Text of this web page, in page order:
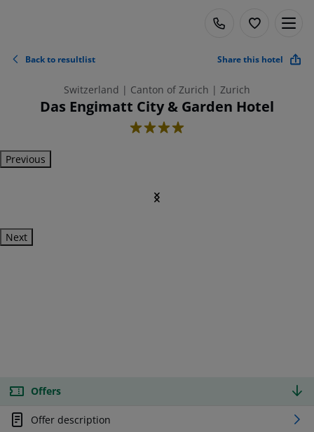
Back to resultlist Share this hotel
Switzerland | Canton of Zurich | Zurich
Das Engimatt City & Garden Hotel
4
Previous
Next
Offers
Offer description